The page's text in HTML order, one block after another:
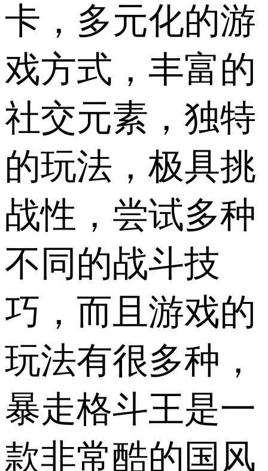
卡，多元化的游
戏方式，丰富的
社交元素，独特
的玩法，极具挑
战性，尝试多种
不同的战斗技
巧，而且游戏的
玩法有很多种，
暴走格斗王是一
款非常酷的国风